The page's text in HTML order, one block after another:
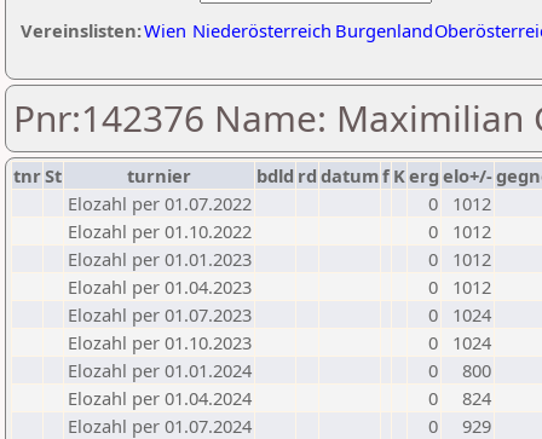
Vereinslisten:Wien Niederösterreich Burgenland
Pnr:142376 Name:
tnrSt turnier bdld rd datumf Kerg elo+/-
Elozahl per 01.07.2022
0
1012
Elozahl per 01.10.2022
0
1012
Elozahl per 01.01.2023
0
1012
Elozahl per 01.04.2023
0
1012
Elozahl per 01.07.2023
0
1024
Elozahl per 01.10.2023
0
1024
Elozahl per 01.01.2024
0
800
Elozahl per 01.04.2024
0
824
Elozahl per 01.07.2024
0
929